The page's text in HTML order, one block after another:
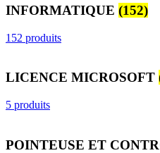
INFORMATIQUE (152)
152 produits
LICENCE MICROSOFT
5 produits
POINTEUSE ET